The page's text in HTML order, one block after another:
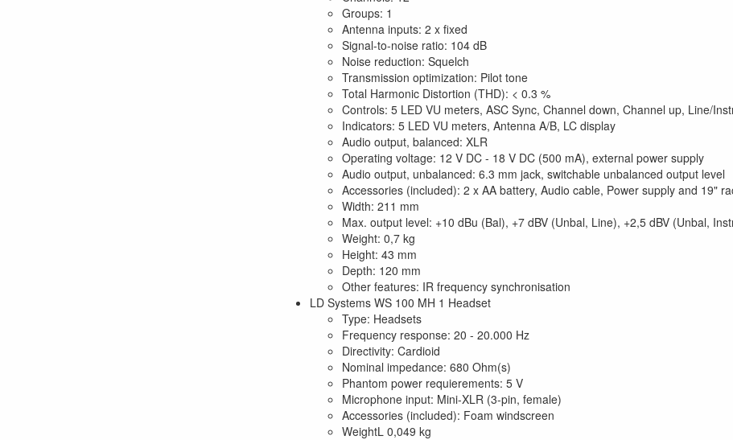
Groups: 1
Antenna inputs: 2 x fixed
Signal-to-noise ratio: 104 dB
Noise reduction: Squelch
Transmission optimization: Pilot tone
Total Harmonic Distortion (THD): < 0.3 %
Controls: 5 LED VU meters, ASC Sync, Channel down, Channel up, Line/
Indicators: 5 LED VU meters, Antenna A/B, LC display
Audio output, balanced: XLR
Operating voltage: 12 V DC - 18 V DC (500 mA), external power supply
Audio output, unbalanced: 6.3 mm jack, switchable unbalanced output level
Accessories (included): 2 x AA battery, Audio cable, Power supply and 19"
Width: 211 mm
Max. output level: +10 dBu (Bal), +7 dBV (Unbal, Line), +2,5 dBV (Unbal,
Weight: 0,7 kg
Height: 43 mm
Depth: 120 mm
Other features: IR frequency synchronisation
LD Systems WS 100 MH 1 Headset
Type: Headsets
Frequency response: 20 - 20.000 Hz
Directivity: Cardioid
Nominal impedance: 680 Ohm(s)
Phantom power requierements: 5 V
Microphone input: Mini-XLR (3-pin, female)
Accessories (included): Foam windscreen
WeightL 0,049 kg